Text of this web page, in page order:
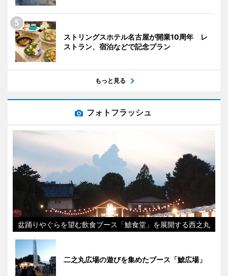
ストリングスホテル名古屋が開業10周年 レ
ストラン、宿泊などで記念プラン
もっと見る
フォトフラッシュ
盆踊りやぐらを望む飲食ブース「鯱食堂」を展開する西之丸
二之丸広場の遊びを集めたブース「鯱広場」